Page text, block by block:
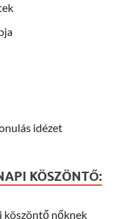
idézet
KÖSZÖNTŐ:
köszöntő nőknek